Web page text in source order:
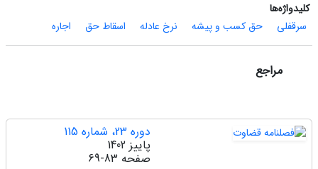
کلیدواژه‌ها
سرقفلی
حق کسب و پیشه نرخ عادله اسقاط حق اجاره
مراجع
دوره 23، شماره 115
پاییز 1402
صفحه 69-83